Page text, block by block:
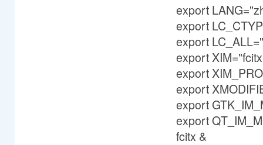
export
export
export
export
export
export
export
export
fcitx &